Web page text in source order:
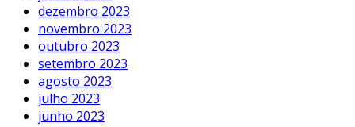
dezembro 2023
novembro 2023
outubro 2023
setembro 2023
agosto 2023
julho 2023
junho 2023